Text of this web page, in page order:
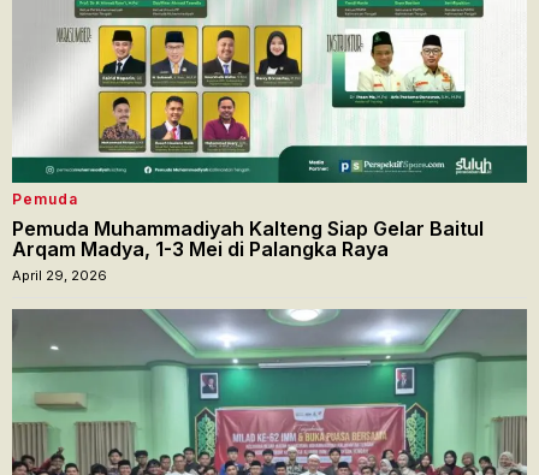
Pemuda
Pemuda Muhammadiyah Kalteng Siap Gelar Baitul
Arqam Madya, 1-3 Mei di Palangka Raya
April 29, 2026